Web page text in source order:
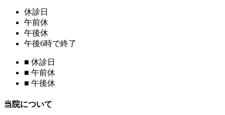
休診日
午前休
午後休
午後6時で終了
■ 休診日
■ 午前休
■ 午後休
当院について